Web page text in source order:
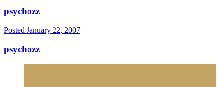
psychozz
Posted January 22, 2007
psychozz